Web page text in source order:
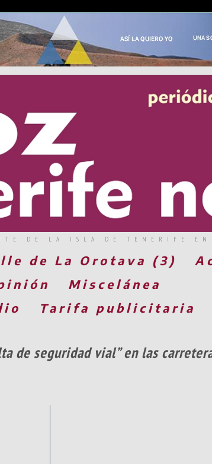
DE LA ISLA DE TENERIFE
de La Orotava (3)
Miscelánea
Tarifa publicitaria
de seguridad vial” en las